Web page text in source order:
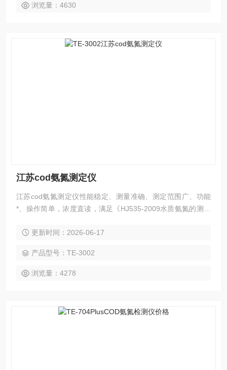
浏览量：4630
江苏cod氨氮测定仪
江苏cod氨氮测定仪性能稳定、测量准确、测定范围广、功能
*、操作简单，浓度直读，满足《HJ535-2009水质氨氮的测定
量。 更新时间：2026-06-17
产品型号：TE-3002
浏览量：4278